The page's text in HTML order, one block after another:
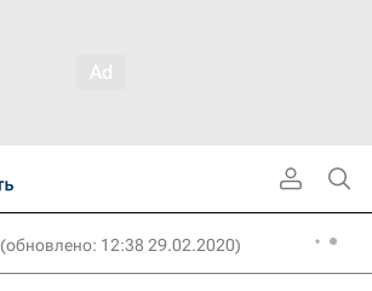
(обновлено: 12:38 29.02.2020)